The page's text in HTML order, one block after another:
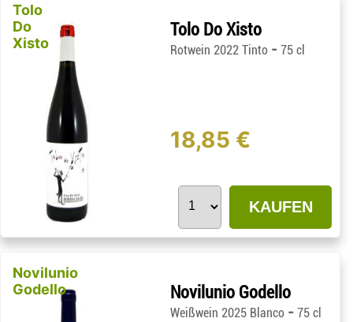
Tolo
Do
Xisto
Tolo Do Xisto
Rotwein 2022 Tinto -75 cl
18,85 €
KAUFEN
Novilunio
Godello
Novilunio Godello
Weißwein 2025 Blanco -75 cl